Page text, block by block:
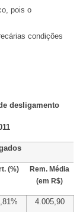
pois o
condições
desligamento
(%)
Rem. Média
(em R$)
4.005,90